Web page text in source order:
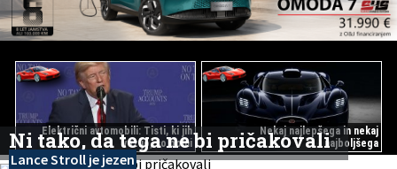
Električni avtomobili: Tisti, ki jih
vozijo, so bolni
Nekaj najlepšega in nekaj
najboljšega
Ni tako, da tega ne bi pričakovali
Lance Stroll je jezen